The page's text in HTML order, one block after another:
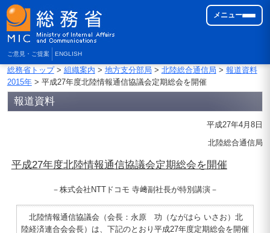
ご意見・ご提案 ENGLISH
メニュー
総務省トップ> 組織案内 > 地方支分部局 > 北陸総合通信局 > 報道資料
2015年> 平成27年度北陸情報通信協議会定期総会を開催
報道資料
平成27年4月8日
北陸総合通信局
平成27年度北陸情報通信協議会定期総会を開催
－株式会社NTTドコモ 寺﨑副社長が特別講演－
北陸情報通信協議会（会長：永原 功（ながはら いさお）北
陸経済連合会会長）は、下記のとおり平成27年度定期総会を開催